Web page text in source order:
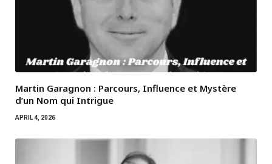
Martin Garagnon : Parcours, Influence et Mystère
d’un Nom qui Intrigue
APRIL 4, 2026